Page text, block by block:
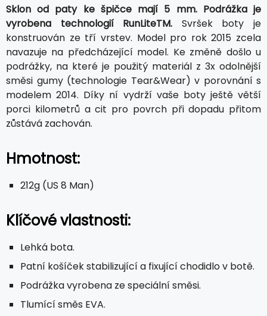
Sklon od paty ke špičce mají 5 mm. Podrážka je
vyrobena technologií RunLiteTM. Svršek boty je
konstruován ze tří vrstev. Model pro rok 2015 zcela
navazuje na předcházející model. Ke změně došlo u
podrážky, na které je použitý materiál z 3x odolnější
směsi gumy (technologie Tear&Wear) v porovnání s
modelem 2014. Díky ní vydrží vaše boty ještě větší
porci kilometrů a cit pro povrch při dopadu přitom
zůstává zachován.
Hmotnost:
212g (US 8 Man)
Klíčové vlastnosti:
Lehká bota.
Patní košíček stabilizující a fixující chodidlo v botě.
Podrážka vyrobena ze speciální směsi.
Tlumící směs EVA.